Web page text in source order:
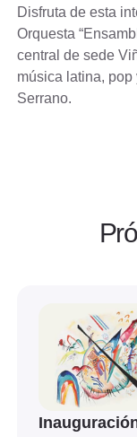
Disfruta de esta
Orquesta
central de sede
música latina,
Serrano.
Ver evento